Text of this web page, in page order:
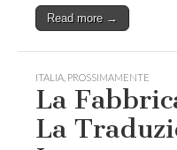
Read more →
ITALIA PROSSIMAMENTE
La
La